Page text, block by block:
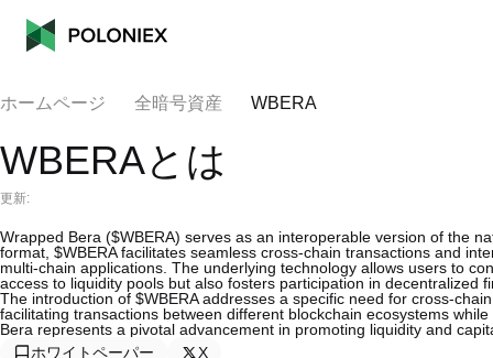
ホームページ 全暗号資産 WBERA
WBERAとは
更新:
Wrapped Bera ($WBERA) serves as an interoperable version of the
format, $WBERA facilitates seamless cross-chain transactions and
multi-chain applications. The underlying technology allows users to
access to liquidity pools but also fosters participation in decentralized
The introduction of $WBERA addresses a specific need for cross-
facilitating transactions between different blockchain ecosystems
Bera represents a pivotal advancement in promoting liquidity and
ホワイトペーパー
X